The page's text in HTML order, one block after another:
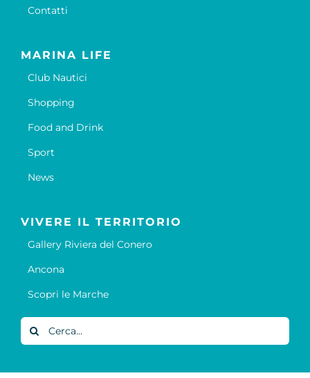
Contatti
MARINA LIFE
Club Nautici
Shopping
Food and Drink
Sport
News
VIVERE IL TERRITORIO
Gallery Riviera del Conero
Ancona
Scopri le Marche
Cerca
per: